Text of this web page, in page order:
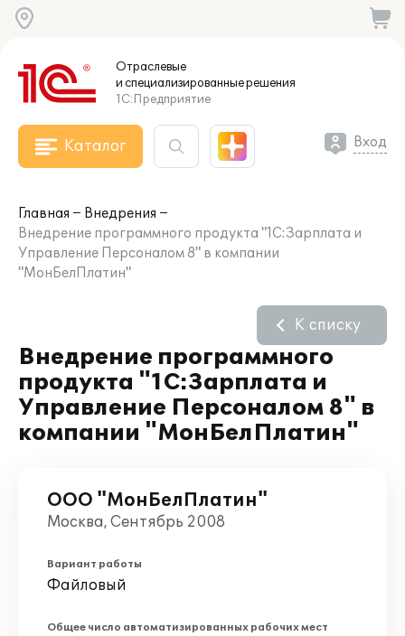
Отраслевые
и специализированныерешения
1С:Предприятие
Каталог Вход
Главная
Внедрения
Внедрение программного продукта "1С:Зарплата и
Управление Персоналом 8" в компании
"МонБелПлатин"
Внедрение программного
продукта "1С:Зарплата и
Управление Персоналом 8" в
компании "МонБелПлатин"
К списку
ООО "МонБелПлатин"
Москва, Сентябрь 2008
Вариант работы
Файловый
Общее число автоматизированных рабочих мест